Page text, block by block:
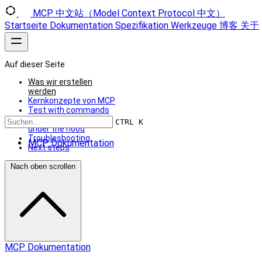
MCP 中文站（Model Context Protocol 中文）
Startseite Dokumentation Spezifikation Werkzeuge 博客 关于
CTRL K
MCP Dokumentation
Auf dieser Seite
Was wir erstellen
werden
Kernkonzepte von MCP
Test with commands
What’s happening
under the hood
Troubleshooting
Next steps
Nach oben scrollen
MCP Dokumentation